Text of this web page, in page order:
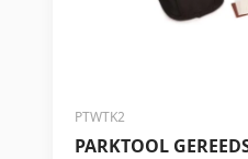
PTWTK2
PARKTOOL